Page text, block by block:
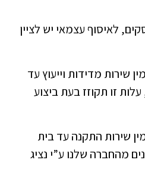
עסקים, לאיסוף עצמאי יש לציין
שירות מדידות וייעוץ עד
הלקוח בעלות 100₪, עלות זו תקוזז בעת ביצוע
שירות התקנה עד בית
מהחברה שלנו ע”י נציג